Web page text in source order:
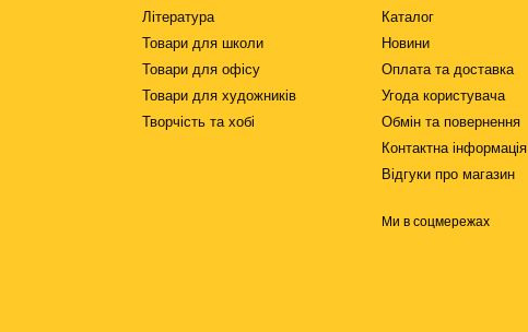
Література
Товари для школи
Товари для офісу
Товари для художників
Творчість та хобі
Каталог
Новини
Оплата та доставка
Угода користувача
Обмін та повернення
Контактна інформація
Відгуки про магазин
Ми в соцмережах